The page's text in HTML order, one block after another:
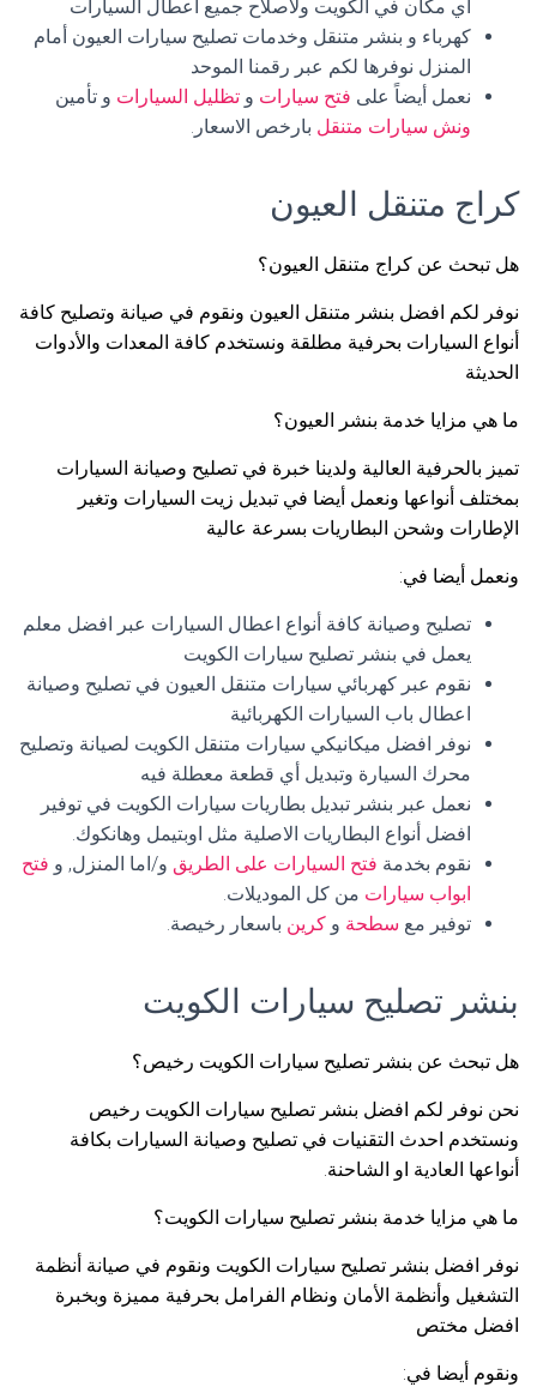
أي مكان في الكويت ولاصلاح جميع اعطال السيارات
كهرباء و بنشر متنقل وخدمات تصليح سيارات العيون أمام
المنزل نوفرها لكم عبر رقمنا الموحد
نعمل أيضاً على فتح سيارات و تظليل السيارات و تأمين
ونش سيارات متنقل بارخص الاسعار.
كراج متنقل العيون
هل تبحث عن كراج متنقل العيون؟
نوفر لكم افضل بنشر متنقل العيون ونقوم في صيانة وتصليح كافة
أنواع السيارات بحرفية مطلقة ونستخدم كافة المعدات والأدوات
الحديثة
ما هي مزايا خدمة بنشر العيون؟
تميز بالحرفية العالية ولدينا خبرة في تصليح وصيانة السيارات
بمختلف أنواعها ونعمل أيضا في تبديل زيت السيارات وتغير
الإطارات وشحن البطاريات بسرعة عالية
ونعمل أيضا في:
تصليح وصيانة كافة أنواع اعطال السيارات عبر افضل معلم
يعمل في بنشر تصليح سيارات الكويت
نقوم عبر كهربائي سيارات متنقل العيون في تصليح وصيانة
اعطال باب السيارات الكهربائية
نوفر افضل ميكانيكي سيارات متنقل الكويت لصيانة وتصليح
محرك السيارة وتبديل أي قطعة معطلة فيه
نعمل عبر بنشر تبديل بطاريات سيارات الكويت في توفير
افضل أنواع البطاريات الاصلية مثل اوبتيمل وهانكوك.
نقوم بخدمة فتح السيارات على الطريق و/اما المنزل, و فتح
ابواب سيارات من كل الموديلات.
توفير مع سطحة و كرين باسعار رخيصة.
بنشر تصليح سيارات الكويت
هل تبحث عن بنشر تصليح سيارات الكويت رخيص؟
نحن نوفر لكم افضل بنشر تصليح سيارات الكويت رخيص
ونستخدم احدث التقنيات في تصليح وصيانة السيارات بكافة
أنواعها العادية او الشاحنة.
ما هي مزايا خدمة بنشر تصليح سيارات الكويت؟
نوفر افضل بنشر تصليح سيارات الكويت ونقوم في صيانة أنظمة
التشغيل وأنظمة الأمان ونظام الفرامل بحرفية مميزة وبخبرة
افضل مختص
ونقوم أيضا في: